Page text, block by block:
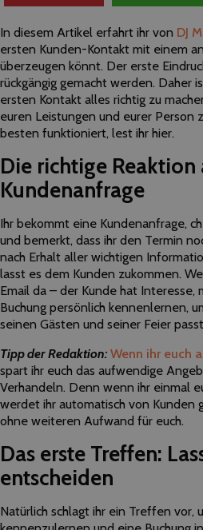
In diesem Artikel erfahrt ihr von DJ
ersten Kunden-Kontakt mit einem
überzeugen könnt. Der erste
rückgängig gemacht werden. Daher
ersten Kontakt alles richtig zu
euren Leistungen und eurer Person
besten funktioniert, lest ihr hier.
Die richtige Reaktion
Kundenanfrage
Ihr bekommt eine Kundenanfrage,
und bemerkt, dass ihr den Termin
nach Erhalt aller wichtigen
lasst es dem Kunden zukommen.
Email da – der Kunde hat Interesse,
Buchung persönlich kennenlernen,
seinen Gästen und seiner Feier
Tipp der Redaktion: Wenn ihr euch
spart ihr euch das aufwendige
Verhandeln. Denn wenn ihr einmal
werdet ihr automatisch von Kunden
ohne weiteren Aufwand für euch.
Das erste Treffen:
entscheiden
Natürlich schlagt ihr ein Treffen vor,